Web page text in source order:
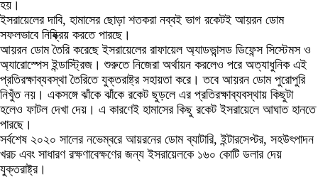
হয়।
ইসরায়েলের দাবি, হামাসের ছোড়া শতকরা নব্বই ভাগ রকেটই আয়রন ডোম
সফলভাবে নিষ্ক্রিয় করতে পারছে।
আয়রন ডোম তৈরি করেছে ইসরায়েলের রাফায়েল অ্যাডভান্সড ডিফেন্স সিস্টেমস ও
অ্যারোস্পেস ইন্ডাস্ট্রিজ। শুরুতে নিজেরা অর্থায়ন করলেও পরে অত্যাধুনিক এই
প্রতিরক্ষাব্যবস্থা তৈরিতে যুক্তরাষ্ট্র সহায়তা করে। তবে আয়রন ডোম পুরোপুরি
নিখুঁত নয়। একসঙ্গে ঝাঁকে ঝাঁকে রকেট ছুড়লে এর প্রতিরক্ষাব্যবস্থায় কিছুটা
হলেও ফাটল দেখা দেয়। এ কারণেই হামাসের কিছু রকেট ইসরায়েলে আঘাত হানতে
পারছে।
সর্বশেষ ২০২০ সালের নভেম্বরে আয়রনের ডোম ব্যাটারি, ইন্টারসেপ্টর, সহউৎপাদন
খরচ এবং সাধারণ রক্ষণাবেক্ষণের জন্য ইসরায়েলকে ১৬০ কোটি ডলার দেয়
যুক্তরাষ্ট্র।